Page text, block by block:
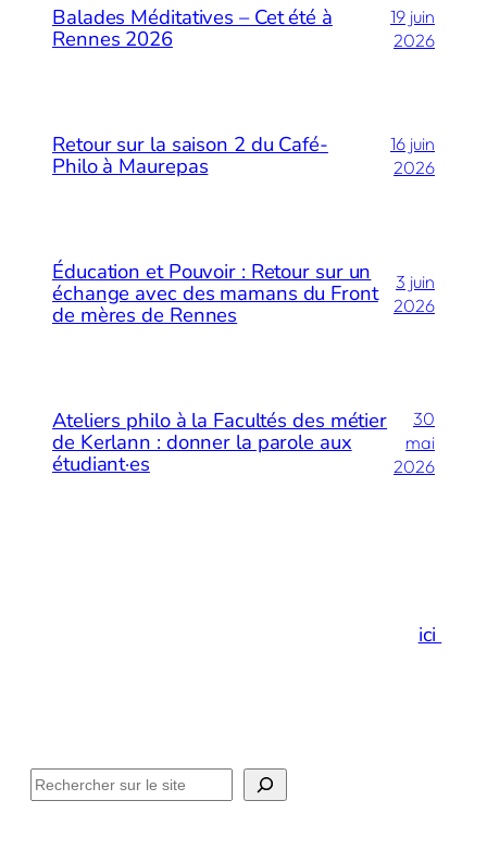
Balades Méditatives – Cet été à
Rennes 2026
19 juin
2026
Retour sur la saison 2 du Café-
Philo à Maurepas
16 juin
2026
Éducation et Pouvoir : Retour sur un
échange avec des mamans du Front
de mères de Rennes
3 juin
2026
Ateliers philo à la Facultés des métier
de Kerlann : donner la parole aux
étudiant·es
30
mai
2026
Et si vous preniez un espace de respirationici!
Rechercher